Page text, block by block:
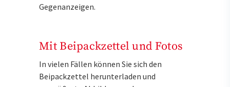
Gegenanzeigen.
Mit Beipackzettel und Fotos
In vielen Fällen können Sie sich den
Beipackzettel herunterladen und